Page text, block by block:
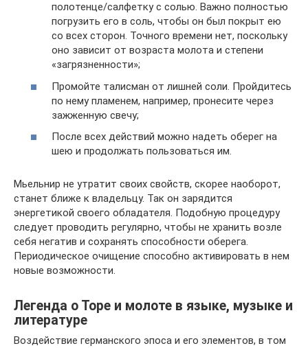
полотенце/салфетку с солью. Важно полностью
погрузить его в соль, чтобы он был покрыт ею
со всех сторон. Точного времени нет, поскольку
оно зависит от возраста молота и степени
«загрязненности»;
Промойте талисман от лишней соли. Пройдитесь
по нему пламенем, например, пронесите через
зажженную свечу;
После всех действий можно надеть оберег на
шею и продолжать пользоваться им.
Мьельнир не утратит своих свойств, скорее наоборот,
станет ближе к владельцу. Так он зарядится
энергетикой своего обладателя. Подобную процедуру
следует проводить регулярно, чтобы не хранить возле
себя негатив и сохранять способности оберега.
Периодическое очищение способно активировать в нем
новые возможности.
Легенда о Торе и молоте в языке, музыке и
литературе
Воздействие германского эпоса и его элементов, в том